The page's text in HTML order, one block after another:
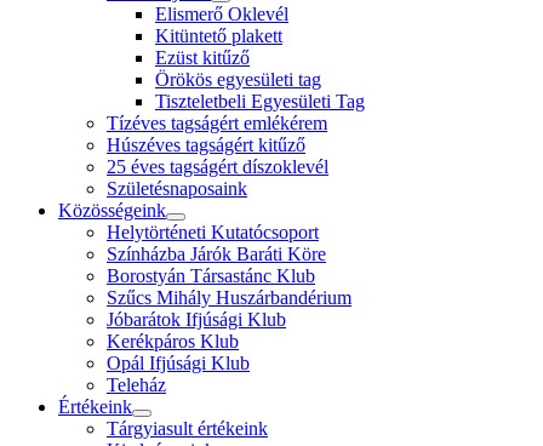
Elismerő Oklevél
Kitüntető plakett
Ezüst kitűző
Örökös egyesületi tag
Tiszteletbeli Egyesületi Tag
Tízéves tagságért emlékérem
Húszéves tagságért kitűző
25 éves tagságért díszoklevél
Születésnaposaink
Közösségeink
Helytörténeti Kutatócsoport
Színházba Járók Baráti Köre
Borostyán Társastánc Klub
Szűcs Mihály Huszárbandérium
Jóbarátok Ifjúsági Klub
Kerékpáros Klub
Opál Ifjúsági Klub
Teleház
Értékeink
Tárgyiasult értékeink